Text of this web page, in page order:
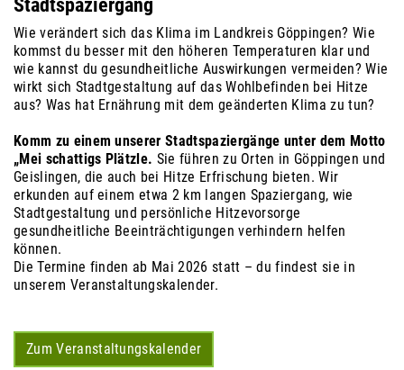
Stadtspaziergang
Wie verändert sich das Klima im Landkreis Göppingen? Wie
kommst du besser mit den höheren Temperaturen klar und
wie kannst du gesundheitliche Auswirkungen vermeiden? Wie
wirkt sich Stadtgestaltung auf das Wohlbefinden bei Hitze
aus? Was hat Ernährung mit dem geänderten Klima zu tun?
Komm zu einem unserer Stadtspaziergänge unter dem Motto
„Mei schattigs Plätzle. Sie führen zu Orten in Göppingen und
Geislingen, die auch bei Hitze Erfrischung bieten. Wir
erkunden auf einem etwa 2 km langen Spaziergang, wie
Stadtgestaltung und persönliche Hitzevorsorge
gesundheitliche Beeinträchtigungen verhindern helfen
können.
Die Termine finden ab Mai 2026 statt – du findest sie in
unserem Veranstaltungskalender.
Zum Veranstaltungskalender